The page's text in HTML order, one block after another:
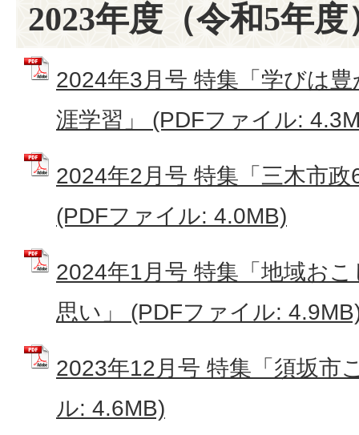
2023年度（令和5年度
2024年3月号 特集「学びは
涯学習」 (PDFファイル:
2024年2月号 特集「三木市
(PDFファイル: 4.0MB)
2024年1月号 特集「地域お
思い」 (PDFファイル:
2023年12月号 特集「須坂市
ル: 4.6MB)